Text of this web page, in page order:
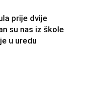
prije dvije
su nas iz škole
u uredu